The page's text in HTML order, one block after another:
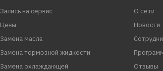
Запись на сервис
Цены
Замена масла
Замена тормозной жидкости
Замена охлаждающей
О сети
Новости
Отзывы